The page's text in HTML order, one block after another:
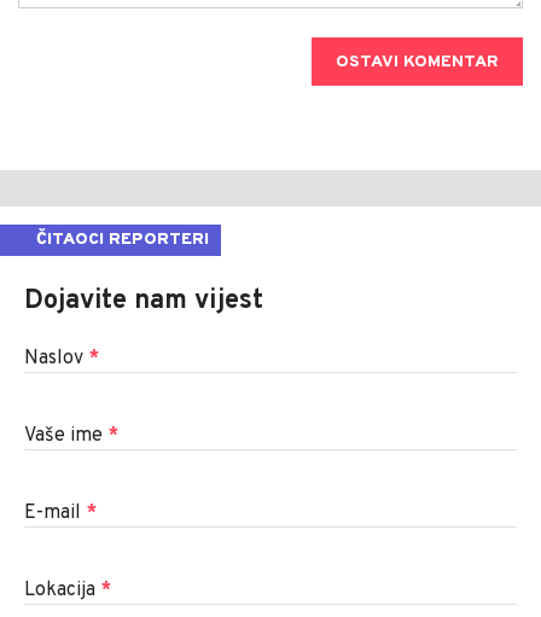
OSTAVI KOMENTAR
ČITAOCI REPORTERI
Dojavite nam vijest
Naslov *
Vaše ime *
E-mail *
Lokacija *